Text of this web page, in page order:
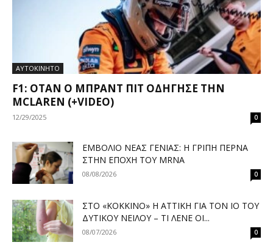
ΑΥΤΟΚΙΝΗΤΟ
F1: ΌΤΑΝ Ο ΜΠΡΑΝΤ ΠΙΤ ΟΔΉΓΗΣΕ ΤΗΝ
MCLAREN (+VIDEO)
12/29/2025 0
ΕΜΒΌΛΙΟ ΝΈΑΣ ΓΕΝΙΆΣ: Η ΓΡΊΠΗ ΠΕΡΝΆ
ΣΤΗΝ ΕΠΟΧΉ ΤΟΥ MRNA
08/08/2026 0
ΣΤΟ «ΚΌΚΚΙΝΟ» Η ΑΤΤΙΚΉ ΓΙΑ ΤΟΝ ΙΌ ΤΟΥ
ΔΥΤΙΚΟΎ ΝΕΊΛΟΥ – ΤΙ ΛΈΝΕ ΟΙ...
08/07/2026 0